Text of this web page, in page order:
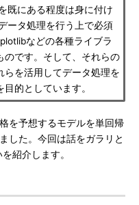
既にある程度は身に付け
ータ処理を行う上で必須
などの各種ライブラ
のです。そして、それらの
らを活用してデータ処理を
的としています。
を予想するモデルを単回帰
した。今回は話をガラリと
紹介します。